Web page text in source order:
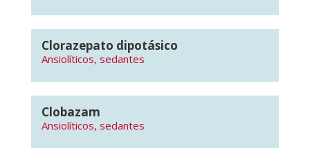
Clorazepato dipotásico
Ansiolíticos, sedantes
Clobazam
Ansiolíticos, sedantes